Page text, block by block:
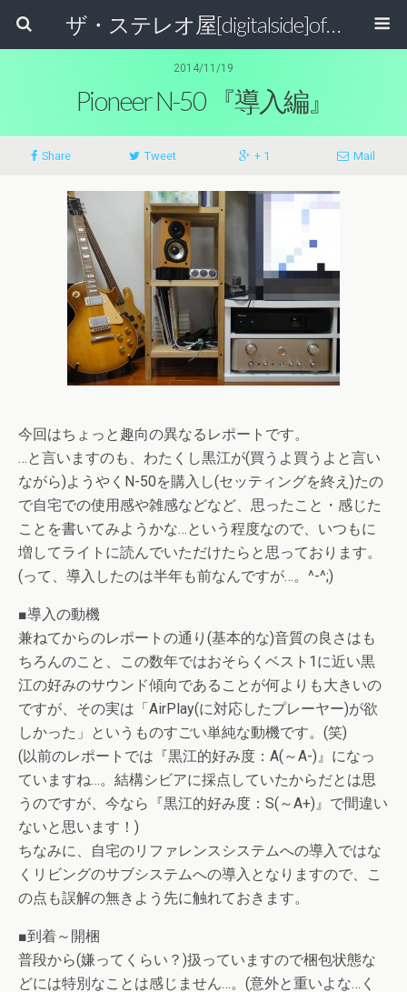
ザ・ステレオ屋[digitalside]official blog.
2014/11/19
Pioneer N-50 『導入編』
Share Tweet + 1 Mail
今回はちょっと趣向の異なるレポートです。
…と言いますのも、わたくし黒江が(買うよ買うよと言い
ながら)ようやくN-50を購入し(セッティングを終え)たの
で自宅での使用感や雑感などなど、思ったこと・感じた
ことを書いてみようかな…という程度なので、いつもに
増してライトに読んでいただけたらと思っております。
(って、導入したのは半年も前なんですが…。^-^;)
■導入の動機
兼ねてからのレポートの通り(基本的な)音質の良さはも
ちろんのこと、この数年ではおそらくベスト1に近い黒
江の好みのサウンド傾向であることが何よりも大きいの
ですが、その実は「AirPlay(に対応したプレーヤー)が欲
しかった」というものすごい単純な動機です。(笑)
(以前のレポートでは『黒江的好み度：A(～A-)』になっ
ていますね…。結構シビアに採点していたからだとは思
うのですが、今なら『黒江的好み度：S(～A+)』で間違い
ないと思います！)
ちなみに、自宅のリファレンスシステムへの導入ではな
くリビングのサブシステムへの導入となりますので、こ
の点も誤解の無きよう先に触れておきます。
■到着～開梱
普段から(嫌ってくらい？)扱っていますので梱包状態な
どには特別なことは感じません…。(意外と重いよな…く